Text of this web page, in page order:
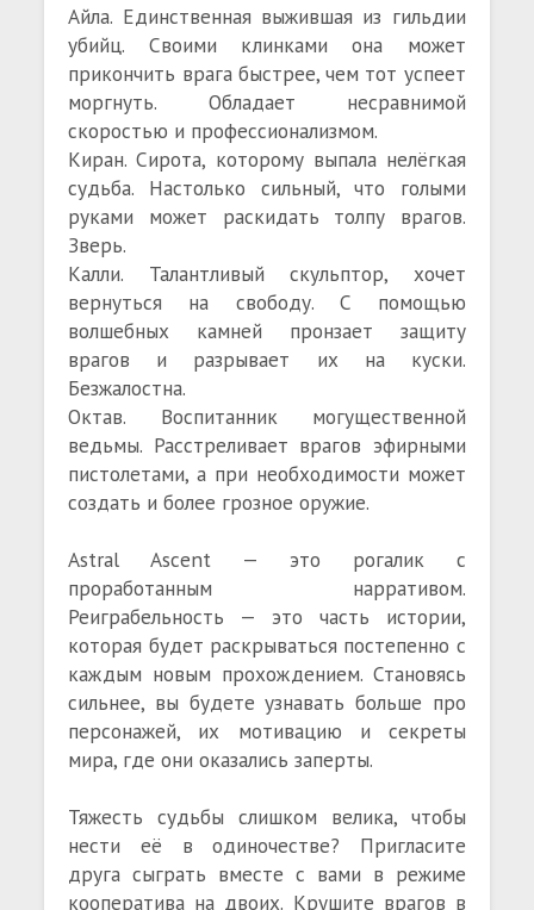
Айла. Единственная выжившая из гильдии
убийц. Своими клинками она может
прикончить врага быстрее, чем тот успеет
моргнуть. Обладает несравнимой
скоростью и профессионализмом.
Киран. Сирота, которому выпала нелёгкая
судьба. Настолько сильный, что голыми
руками может раскидать толпу врагов.
Зверь.
Калли. Талантливый скульптор, хочет
вернуться на свободу. С помощью
волшебных камней пронзает защиту
врагов и разрывает их на куски.
Безжалостна.
Октав. Воспитанник могущественной
ведьмы. Расстреливает врагов эфирными
пистолетами, а при необходимости может
создать и более грозное оружие.
Astral Ascent — это рогалик с
проработанным нарративом.
Реиграбельность — это часть истории,
которая будет раскрываться постепенно с
каждым новым прохождением. Становясь
сильнее, вы будете узнавать больше про
персонажей, их мотивацию и секреты
мира, где они оказались заперты.
Тяжесть судьбы слишком велика, чтобы
нести её в одиночестве? Пригласите
друга сыграть вместе с вами в режиме
кооператива на двоих. Крушите врагов в